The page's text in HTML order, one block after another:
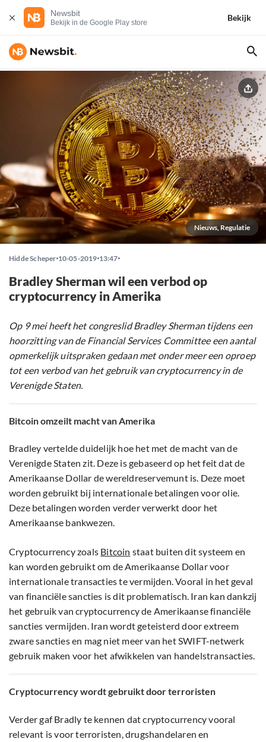
Newsbit
Bekijk in de Google Play store
Bekijk
Nieuws, Regulatie
Hidde Scheper 10-05-2019 13:47
Bradley Sherman wil een verbod op
cryptocurrency in Amerika
Op 9 mei heeft het congreslid Bradley Sherman tijdens een
hoorzitting van de Financial Services Committee een aantal
opmerkelijk uitspraken gedaan met onder meer een oproep
tot een verbod van het gebruik van cryptocurrency in de
Verenigde Staten.
Bitcoin omzeilt macht van Amerika
Bradley vertelde duidelijk hoe het met de macht van de
Verenigde Staten zit. Deze is gebaseerd op het feit dat de
Amerikaanse Dollar de wereldreservemunt is. Deze moet
worden gebruikt bij internationale betalingen voor olie.
Deze betalingen worden verder verwerkt door het
Amerikaanse bankwezen.
Cryptocurrency zoals Bitcoin staat buiten dit systeem en
kan worden gebruikt om de Amerikaanse Dollar voor
internationale transacties te vermijden. Vooral in het geval
van financiële sancties is dit problematisch. Iran kan dankzij
het gebruik van cryptocurrency de Amerikaanse financiële
sancties vermijden. Iran wordt geteisterd door extreem
zware sancties en mag niet meer van het SWIFT-netwerk
gebruik maken voor het afwikkelen van handelstransacties.
Cryptocurrency wordt gebruikt door terroristen
Verder gaf Bradly te kennen dat cryptocurrency vooral
relevant is voor terroristen, drugshandelaren en